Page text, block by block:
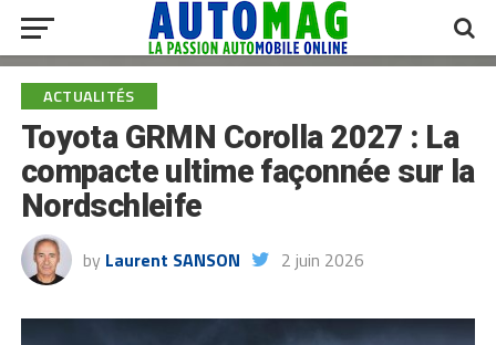
ACTUALITÉS
Toyota GRMN Corolla 2027 : La
compacte ultime façonnée sur la
Nordschleife
by Laurent SANSON 2 juin 2026